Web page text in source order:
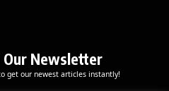
Newsletter
get our newest articles instantly!